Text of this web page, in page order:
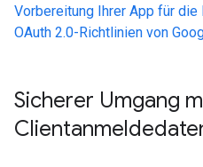
Vorbereitung Ihrer App für
OAuth 2.0-Richtlinien von
Sicherer Umgang